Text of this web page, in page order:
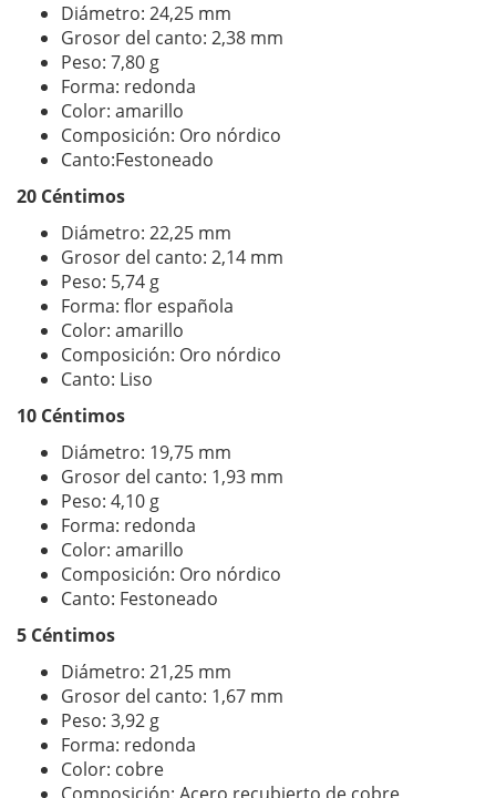
Diámetro: 24,25 mm
Grosor del canto: 2,38 mm
Peso: 7,80 g
Forma: redonda
Color: amarillo
Composición: Oro nórdico
Canto:Festoneado
20 Céntimos
Diámetro: 22,25 mm
Grosor del canto: 2,14 mm
Peso: 5,74 g
Forma: flor española
Color: amarillo
Composición: Oro nórdico
Canto: Liso
10 Céntimos
Diámetro: 19,75 mm
Grosor del canto: 1,93 mm
Peso: 4,10 g
Forma: redonda
Color: amarillo
Composición: Oro nórdico
Canto: Festoneado
5 Céntimos
Diámetro: 21,25 mm
Grosor del canto: 1,67 mm
Peso: 3,92 g
Forma: redonda
Color: cobre